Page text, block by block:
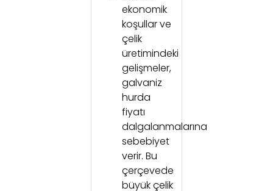
ekonomik
koşullar ve
çelik
üretimindeki
gelişmeler,
galvaniz
hurda
fiyatı
dalgalanmalarına
sebebiyet
verir. Bu
çerçevede
büyük çelik